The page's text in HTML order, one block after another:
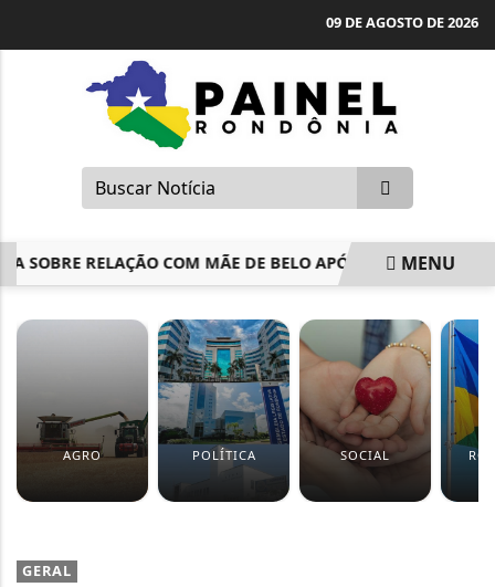
09 DE AGOSTO DE 2026
RELAÇÃO COM MÃE DE BELO APÓS PASSAREM NATAL
MENU
AGRO POLÍTICA SOCIAL
GERAL